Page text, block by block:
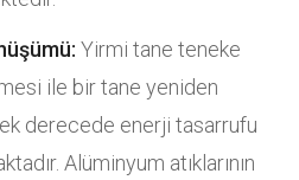
Yirmi tane teneke
ile bir tane yeniden
derecede enerji tasarrufu
Alüminyum atıklarının